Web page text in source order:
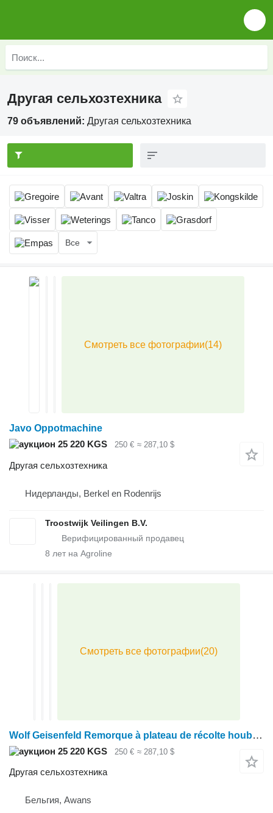
Другая сельхозтехника
79 объявлений: Другая сельхозтехника
Все
Javo Oppotmachine
25 220 KGS
250 € ≈ 287,10 $
Другая сельхозтехника
Нидерланды, Berkel en Rodenrijs
Troostwijk Veilingen B.V.
8 лет на Agroline
Wolf Geisenfeld Remorque à plateau de récolte houblon avec son bras
25 220 KGS 250 € ≈ 287,10 $
Другая сельхозтехника
Бельгия, Awans